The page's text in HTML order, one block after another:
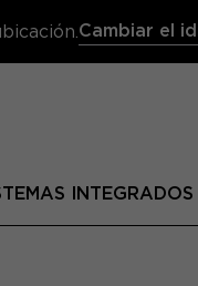
Cambiar el
INTEGRADOS